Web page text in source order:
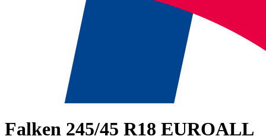
Falken 245/45 R18 EUROALL